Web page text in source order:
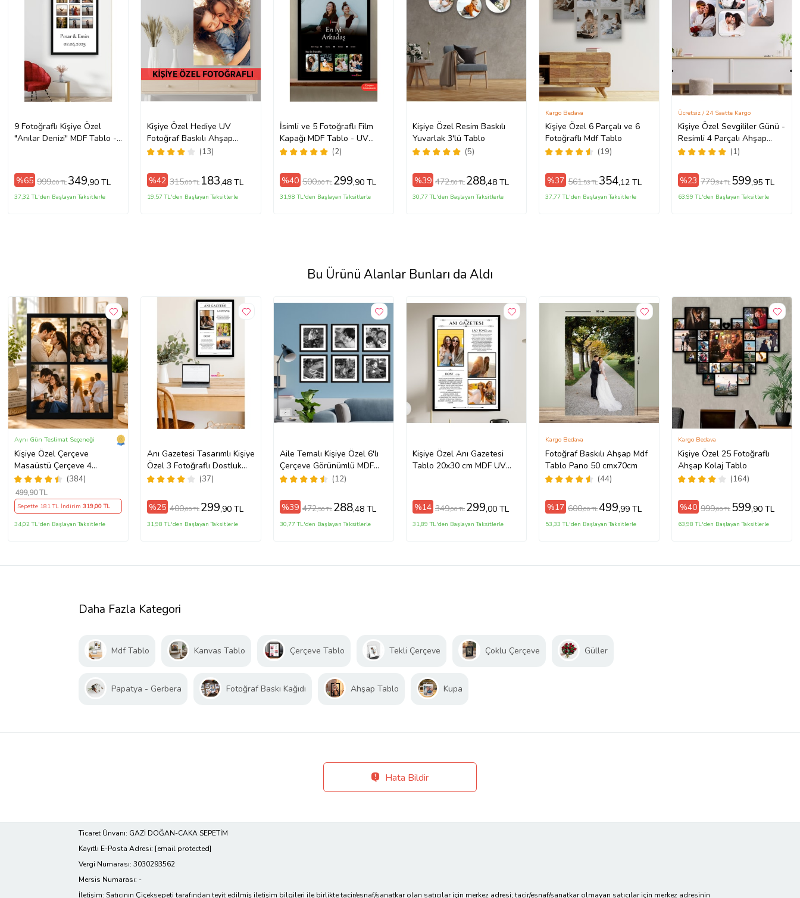
9 Fotoğraflı Kişiye Özel
"Anılar Denizi" MDF Tablo -
%65 999,00 TL 349,90 TL
37,32 TL'den Başlayan Taksitlerle
Kişiye Özel Hediye UV
Fotoğraf Baskılı Ahşap
Tablo Duvar Dekoru
(13)
%42 315,00 TL 183,48 TL
19,57 TL'den Başlayan Taksitlerle
İsimli ve 5 Fotoğraflı Film
Kapağı MDF Tablo - UV
Baskı - 20x30 ve 30x40 cm
(2)
%40 500,00 TL 299,90 TL
31,98 TL'den Başlayan Taksitlerle
Kişiye Özel Resim Baskılı
Yuvarlak 3'lü Tablo
(5)
%39 472,50 TL 288,48 TL
30,77 TL'den Başlayan Taksitlerle
Kişiye Özel 6 Parçalı ve 6
Fotoğraflı Mdf Tablo
(19)
Kargo Bedava
%37 561,53 TL 354,12 TL
37,77 TL'den Başlayan Taksitlerle
Kişiye Özel Sevgililer Günü -
Resimli 4 Parçalı Ahşap
Tablo Seti
(1)
Ücretsiz / 24 Saatte Kargo
%23 779,94 TL 599,95 TL
63,99 TL'den Başlayan Taksitlerle
Bu Ürünü Alanlar Bunları da Aldı
Kişiye Özel Çerçeve
Masaüstü Çerçeve 4
Fotoğraflı Ahşap Mdf
Resimli Kolaj Çerçeve
(384)
Aynı Gün Teslimat Seçeneği
499,90 TL
Sepette 181 TL İndirim 319,00 TL
34,02 TL'den Başlayan Taksitlerle
Anı Gazetesi Tasarımlı Kişiye
Özel 3 Fotoğraflı Dostluk
Tablosu Siyah Çerçeveli UV
(37)
%25 400,00 TL 299,90 TL
31,98 TL'den Başlayan Taksitlerle
Aile Temalı Kişiye Özel 6'lı
Çerçeve Görünümlü MDF
Tablo Seti
(12)
%39 472,50 TL 288,48 TL
30,77 TL'den Başlayan Taksitlerle
Kişiye Özel Anı Gazetesi
Tablo 20x30 cm MDF UV
%14 349,00 TL 299,00 TL
31,89 TL'den Başlayan Taksitlerle
Fotoğraf Baskılı Ahşap Mdf
Tablo Pano 50 cmx70cm
(44)
Kargo Bedava
%17 600,00 TL499,99 TL
53,33 TL'den Başlayan Taksitlerle
Kişiye Özel 25 Fotoğraflı
Ahşap Kolaj Tablo
(164)
Kargo Bedava
%40 999,00 TL 599,90 TL
63,98 TL'den Başlayan Taksitlerle
Daha Fazla Kategori
Mdf Tablo Kanvas Tablo Çerçeve Tablo Tekli Çerçeve Çoklu Çerçeve Güller
Papatya - Gerbera Fotoğraf Baskı Kağıdı Ahşap Tablo Kupa
Hata Bildir
Ticaret Ünvanı: GAZİ DOĞAN-CAKA SEPETİM
Kayıtlı E-Posta Adresi: [email protected]
Vergi Numarası: 3030293562
Mersis Numarası: -
İletişim: Satıcının Çiçeksepeti tarafından teyit edilmiş iletişim bilgileri ile birlikte tacir/esnaf/sanatkar olan satıcılar için merkez adresi; tacir/esnaf/sanatkar olmayan satıcılar için merkez adresinin